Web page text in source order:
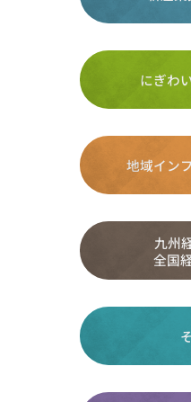
にぎわ
地域イン
九州
全国